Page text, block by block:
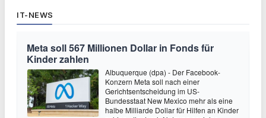
IT-NEWS
Meta soll 567 Millionen Dollar in Fonds für
Kinder zahlen
Albuquerque (dpa) - Der Facebook-
Konzern Meta soll nach einer
Gerichtsentscheidung im US-
Bundesstaat New Mexico mehr als eine
halbe Milliarde Dollar für Hilfen an Kinder